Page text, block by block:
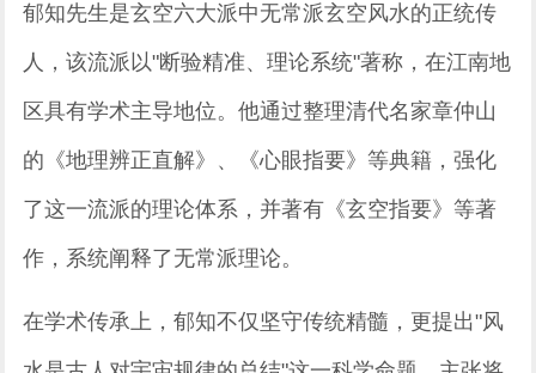
郁知先生是玄空六大派中无常派玄空风水的正统传
人，该流派以"断验精准、理论系统"著称，在江南地
区具有学术主导地位。他通过整理清代名家章仲山
的《地理辨正直解》、《心眼指要》等典籍，强化
了这一流派的理论体系，并著有《玄空指要》等著
作，系统阐释了无常派理论。
在学术传承上，郁知不仅坚守传统精髓，更提出"风